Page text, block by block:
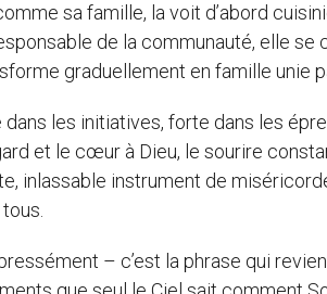
sa famille, la voit d’abord
de la communauté, elle
graduellement en famille unie
les initiatives, forte dans les
et le cœur à Dieu, le sourire
inlassable instrument de
– c’est la phrase qui